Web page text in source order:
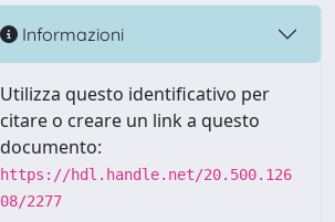
Informazioni
Utilizza questo identificativo per
citare o creare un link a questo
documento:
https://hdl.handle.net/20.500.126
08/2277